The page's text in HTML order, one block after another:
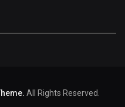
All Rights Reserved.